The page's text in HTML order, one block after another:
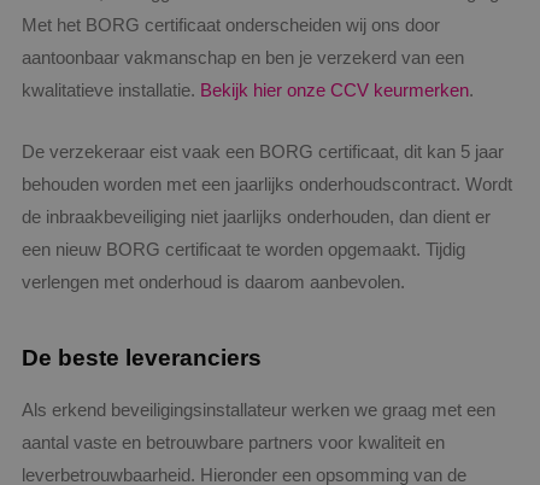
Met het BORG certificaat onderscheiden wij ons door
aantoonbaar vakmanschap en ben je verzekerd van een
kwalitatieve installatie. Bekijk hier onze CCV keurmerken.
De verzekeraar eist vaak een BORG certificaat, dit kan 5 jaar
behouden worden met een jaarlijks onderhoudscontract. Wordt
de inbraakbeveiliging niet jaarlijks onderhouden, dan dient er
een nieuw BORG certificaat te worden opgemaakt. Tijdig
verlengen met onderhoud is daarom aanbevolen.
De beste leveranciers
Als erkend beveiligingsinstallateur werken we graag met een
aantal vaste en betrouwbare partners voor kwaliteit en
leverbetrouwbaarheid. Hieronder een opsomming van de
VISITOR_PRIVACY_METADATA
YouTube
.youtube.com
5
Google Privacy Policy